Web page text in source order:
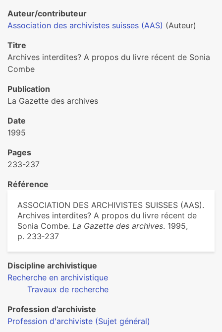
Auteur/contributeur
Association des archivistes suisses (AAS) (Auteur)
Titre
Archives interdites? A propos du livre récent de Sonia
Combe
Publication
La Gazette des archives
Date
1995
Pages
233-237
Référence
ASSOCIATION DES ARCHIVISTES SUISSES (AAS).
Archives interdites? A propos du livre récent de
Sonia Combe. La Gazette des archives. 1995,
p. 233‑237
Discipline archivistique
Recherche en archivistique
Travaux de recherche
Profession d’archiviste
Profession d'archiviste (Sujet général)